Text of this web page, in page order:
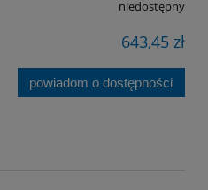
niedostępny
643,45 zł
powiadom o dostępności